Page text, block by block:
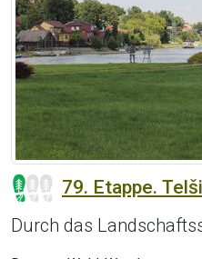
79. Etappe.
Durch das